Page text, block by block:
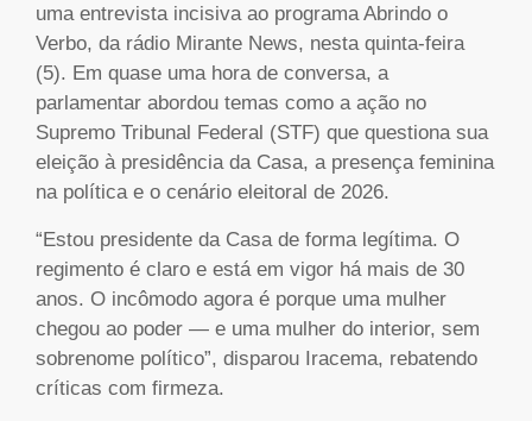
uma entrevista incisiva ao programa Abrindo o
Verbo, da rádio Mirante News, nesta quinta-feira
(5). Em quase uma hora de conversa, a
parlamentar abordou temas como a ação no
Supremo Tribunal Federal (STF) que questiona sua
eleição à presidência da Casa, a presença feminina
na política e o cenário eleitoral de 2026.
“Estou presidente da Casa de forma legítima. O
regimento é claro e está em vigor há mais de 30
anos. O incômodo agora é porque uma mulher
chegou ao poder — e uma mulher do interior, sem
sobrenome político”, disparou Iracema, rebatendo
críticas com firmeza.